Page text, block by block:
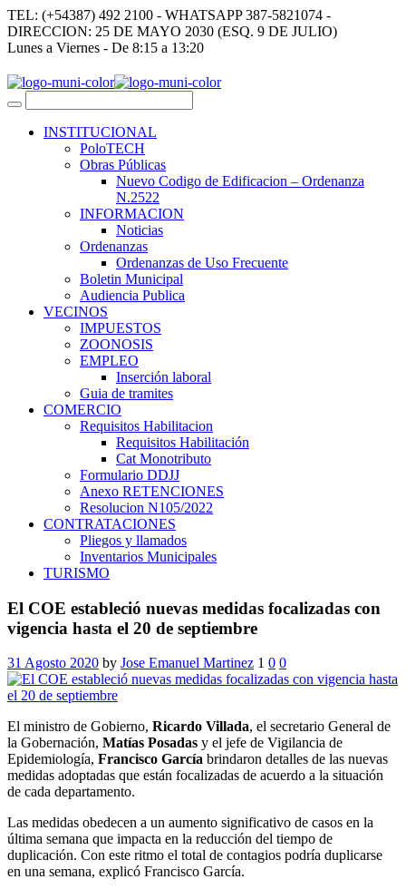
TEL: (+54387) 492 2100 - WHATSAPP 387-5821074 -
DIRECCION: 25 DE MAYO 2030 (ESQ. 9 DE JULIO)
Lunes a Viernes - De 8:15 a 13:20
INSTITUCIONAL
PoloTECH
Obras Públicas
Nuevo Codigo de Edificacion – Ordenanza
N.2522
INFORMACION
Noticias
Ordenanzas
Ordenanzas de Uso Frecuente
Boletin Municipal
Audiencia Publica
VECINOS
IMPUESTOS
ZOONOSIS
EMPLEO
Inserción laboral
Guia de tramites
COMERCIO
Requisitos Habilitacion
Requisitos Habilitación
Cat Monotributo
Formulario DDJJ
Anexo RETENCIONES
Resolucion N105/2022
CONTRATACIONES
Pliegos y llamados
Inventarios Municipales
TURISMO
El COE estableció nuevas medidas focalizadas con
vigencia hasta el 20 de septiembre
31 Agosto 2020 by Jose Emanuel Martinez 1 0 0
El ministro de Gobierno, Ricardo Villada, el secretario General de
la Gobernación, Matías Posadas y el jefe de Vigilancia de
Epidemiología, Francisco García brindaron detalles de las nuevas
medidas adoptadas que están focalizadas de acuerdo a la situación
de cada departamento.
Las medidas obedecen a un aumento significativo de casos en la
última semana que impacta en la reducción del tiempo de
duplicación. Con este ritmo el total de contagios podría duplicarse
en una semana, explicó Francisco García.